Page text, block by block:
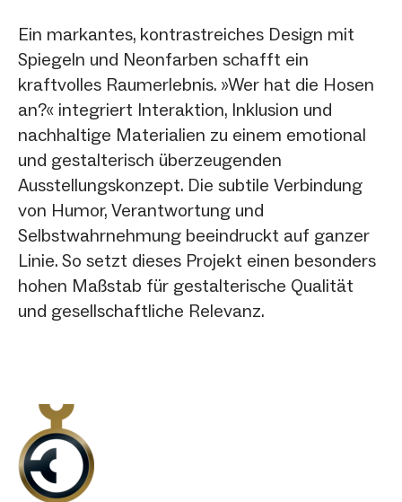
Ein markantes, kontrastreiches Design mit
Spiegeln und Neonfarben schafft ein
kraftvolles Raumerlebnis. »Wer hat die Hosen
an?« integriert Interaktion, Inklusion und
nachhaltige Materialien zu einem emotional
und gestalterisch überzeugenden
Ausstellungskonzept. Die subtile Verbindung
von Humor, Verantwortung und
Selbstwahrnehmung beeindruckt auf ganzer
Linie. So setzt dieses Projekt einen besonders
hohen Maßstab für gestalterische Qualität
und gesellschaftliche Relevanz.